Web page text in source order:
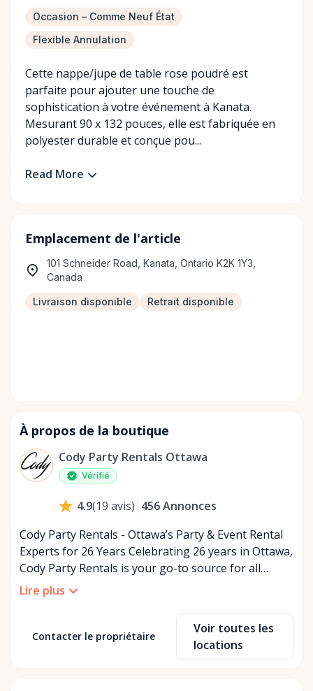
Occasion – Comme Neuf État
Flexible Annulation
Cette nappe/jupe de table rose poudré est
parfaite pour ajouter une touche de
sophistication à votre événement à Kanata.
Mesurant 90 x 132 pouces, elle est fabriquée en
polyester durable et conçue pou...
Read More
Emplacement de l'article
101 Schneider Road, Kanata, Ontario K2K 1Y3,
Canada
Livraison disponible Retrait disponible
À propos de la boutique
Cody Party Rentals Ottawa
Vérifié
4.9(19 avis) 456Annonces
Cody Party Rentals - Ottawa’s Party & Event Rental
Experts for 26 Years Celebrating 26 years in Ottawa,
Cody Party Rentals is your go-to source for all
things party and event rentals. We’re proud to be a
partner of Rent Anything, expanding our offerings
At Cody Party Rentals, we believe in the power of
sharing—giving others the chance to rent out their
Lire plus
Contacter le propriétaire
Voir toutes les
locations